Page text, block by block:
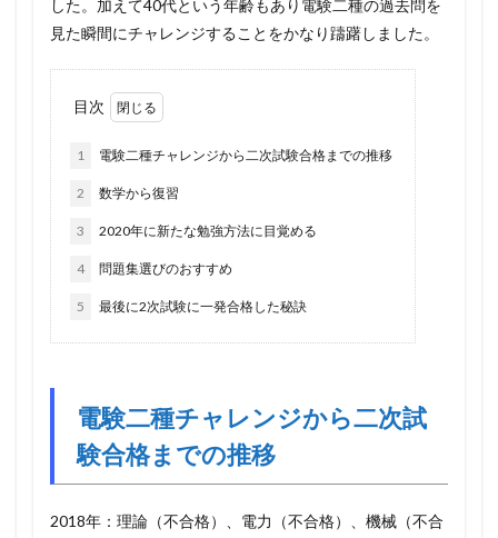
した。加えて40代という年齢もあり電験二種の過去問を
見た瞬間にチャレンジすることをかなり躊躇しました。
目次
1 電験二種チャレンジから二次試験合格までの推移
2 数学から復習
3 2020年に新たな勉強方法に目覚める
4 問題集選びのおすすめ
5 最後に2次試験に一発合格した秘訣
電験二種チャレンジから二次試
験合格までの推移
2018年：理論（不合格）、電力（不合格）、機械（不合